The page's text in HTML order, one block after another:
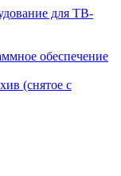
для ТВ-
обеспечение
(снятое с